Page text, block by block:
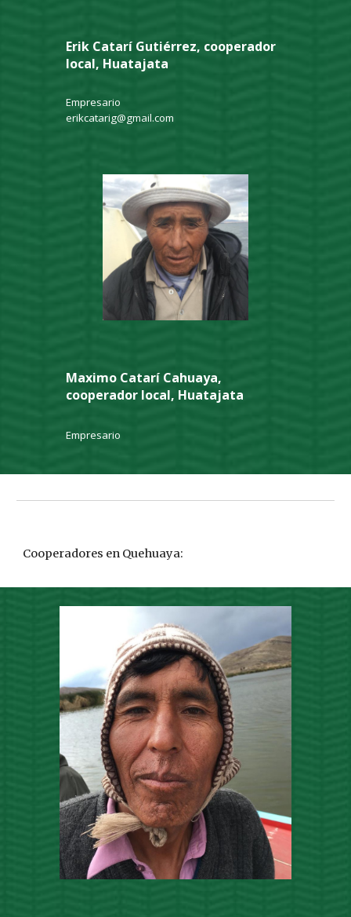
Erik Catarí Gutiérrez, cooperador
local, Huatajata
Empresario
erikcatarig@gmail.com
Maximo Catarí Cahuaya,
cooperador local, Huatajata
Empresario
Cooperadores en Quehuaya: